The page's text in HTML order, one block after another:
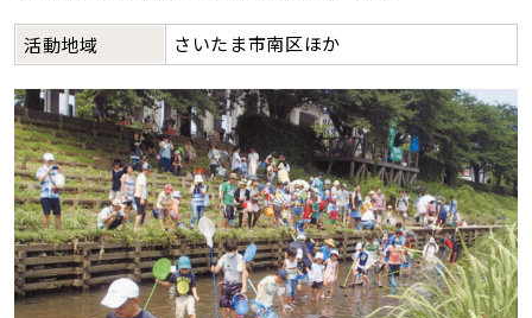
活動地域 さいたま市南区ほか